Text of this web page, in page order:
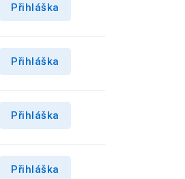
Přihláška
Přihláška
Přihláška
Přihláška